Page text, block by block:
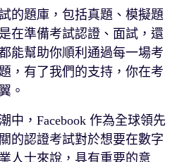
的題庫，包括真題、模擬題
在準備考試認證、面試，還
能幫助你順利通過每一場考
，有了我們的支持，你在考
。
中，Facebook 作為全球領先
的認證考試對於想要在數字
人士來說，具有重要的意